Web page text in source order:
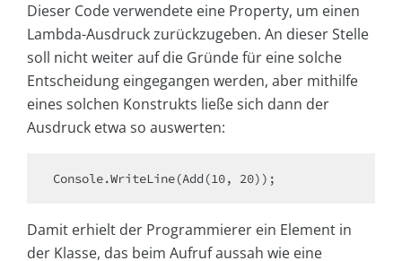
Dieser Code verwendete eine Property, um einen
Lambda-Ausdruck zurückzugeben. An dieser Stelle
soll nicht weiter auf die Gründe für eine solche
Entscheidung eingegangen werden, aber mithilfe
eines solchen Konstrukts ließe sich dann der
Ausdruck etwa so auswerten:
Console.WriteLine(Add(10, 20));
Damit erhielt der Programmierer ein Element in
der Klasse, das beim Aufruf aussah wie eine